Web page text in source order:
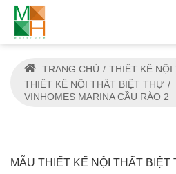
TRANG CHỦ
THIẾT KẾ NỘI
THIẾT KẾ NỘI THẤT BIỆT THỰ
VINHOMES MARINA CẦU RÀO 2
MẪU THIẾT KẾ NỘI THẤT BIỆT